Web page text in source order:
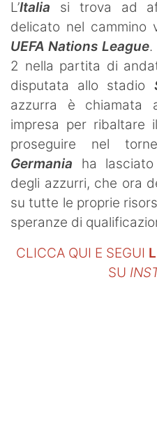
L’Italia si trova ad
delicato nel cammino
UEFA Nations League.
2 nella partita di
disputata allo stadio
azzurra è chiamata
impresa per ribaltare
proseguire nel
Germania ha
degli azzurri, che ora
su tutte le proprie
speranze di
CLICCA QUI E SEGUI
SU